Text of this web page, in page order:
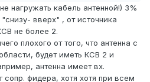
нагружать кабель антенной!) 3%
вверх" , от источника
не более 2.
плохого от того, что антенна с
будет иметь КСВ 2 и
антенна имеет вх.
сопр. фидера, хотя хотя при всем